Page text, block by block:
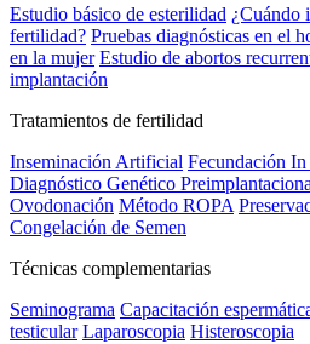
Estudio básico de esterilidad ¿Cuándo
fertilidad? Pruebas diagnósticas en el
en la mujer Estudio de abortos
implantación
Tratamientos de fertilidad
Inseminación Artificial Fecundación
Diagnóstico Genético
Ovodonación Método ROPA
Congelación de Semen
Técnicas complementarias
Seminograma Capacitación
testicular Laparoscopia Histeroscopia